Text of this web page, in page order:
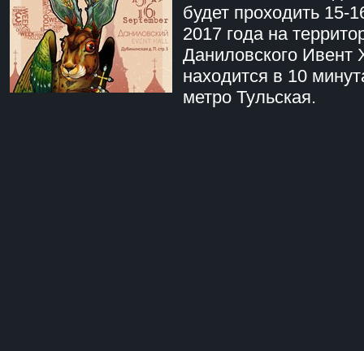
будет проходить 15-
2017 года на
Даниловского Ивент
находится в 10
метро Тульская.